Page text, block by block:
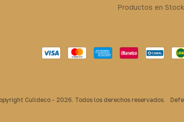
Productos en Stock
Culldeco - 2026. Todos los derechos reservados.